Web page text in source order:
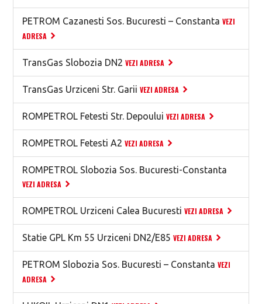
PETROM Cazanesti Sos. Bucuresti – Constanta VEZI
ADRESA
TransGas Slobozia DN2 VEZI ADRESA
TransGas Urziceni Str. Garii VEZI ADRESA
ROMPETROL Fetesti Str. Depoului VEZI ADRESA
ROMPETROL Fetesti A2 VEZI ADRESA
ROMPETROL Slobozia Sos. Bucuresti-Constanta
VEZI ADRESA
ROMPETROL Urziceni Calea Bucuresti VEZI ADRESA
Statie GPL Km 55 Urziceni DN2/E85 VEZI ADRESA
PETROM Slobozia Sos. Bucuresti – Constanta VEZI
ADRESA